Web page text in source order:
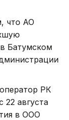
что АО
Батумском
РК
22 августа
в ООО